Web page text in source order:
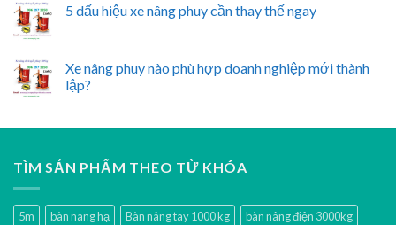
5 dấu hiệu xe nâng phuy cần thay thế ngay
Xe nâng phuy nào phù hợp doanh nghiệp mới thành
lập?
TÌM SẢN PHẨM THEO TỪ KHÓA
5m bàn nang hạ Bàn nâng tay 1000 kg
bàn nâng điện 3000kg